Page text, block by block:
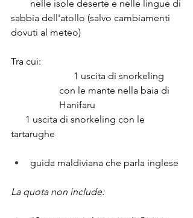
nelle isole deserte e nelle lingue di
sabbia dell'atollo (salvo cambiamenti
dovuti al meteo)
Tra cui:
con le mante nella baia di
Hanifaru
tartarughe
guida maldiviana che parla inglese
La quota non include: